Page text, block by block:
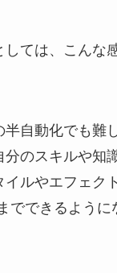
ては、こんな
自動化でも難
分のスキルや知
イルやエフェク
でできるように